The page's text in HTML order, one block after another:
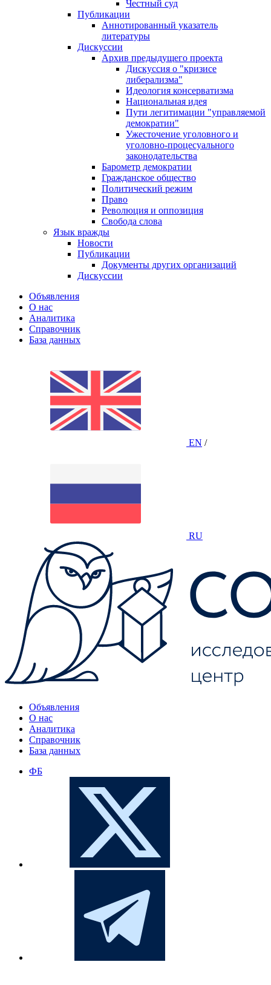
Честный суд
Публикации
Аннотированный указатель
литературы
Дискуссии
Архив предыдущего проекта
Дискуссия о "кризисе
либерализма"
Идеология консерватизма
Национальная идея
Пути легитимации "управляемой
демократии"
Ужесточение уголовного и
уголовно-процесуального
законодательства
Барометр демократии
Гражданское общество
Политический режим
Право
Революция и оппозиция
Свобода слова
Язык вражды
Новости
Публикации
Документы других организаций
Дискуссии
Объявления
О нас
Аналитика
Справочник
База данных
EN /
RU
Объявления
О нас
Аналитика
Справочник
База данных
ФБ